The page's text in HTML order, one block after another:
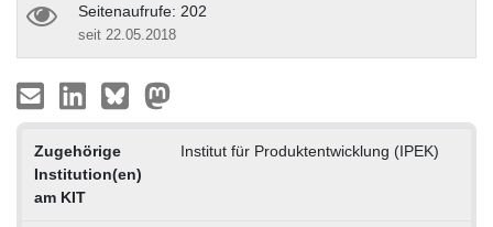
Seitenaufrufe: 202
seit 22.05.2018
Zugehörige
Institution(en)
am KIT
Institut für Produktentwicklung (IPEK)